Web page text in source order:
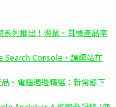
列推出！滑鼠、耳機產品率
Console，讓網站在
、電腦週邊精選：新常態下